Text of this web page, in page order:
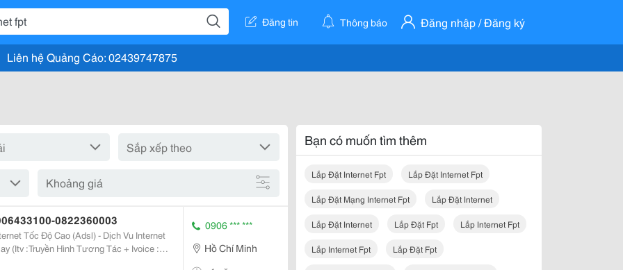
Đăng tin Thông báo Đăng nhập / Đăng ký
Liên hệ Quảng Cáo: 02439747875
Khoảng giá
0822360003
Tốc Độ Cao (Adsl) - Dịch Vu Internet
(Itv :Truyền Hình Tương Tác + Ivoice :
0906 *** ***
Hồ Chí Minh
Bạn có muốn tìm thêm
Lắp Đặt Internet Fpt Lắp Đặt Internet Fpt
Lắp Đặt Mạng Internet Fpt Lắp Đặt Internet
Lắp Đặt Internet Lắp Đặt Fpt Lắp Internet Fpt
Lắp Internet Fpt Lắp Đặt Fpt